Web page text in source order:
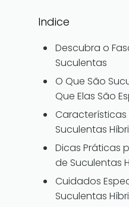
Indice
Descubra o
Suculentas
O Que São
Que Elas São
Suculentas
Dicas Práticas
de Suculentas
Cuidados
Suculentas